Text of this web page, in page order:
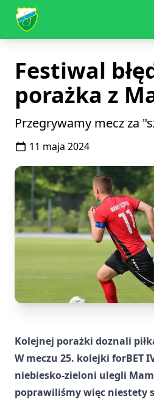
KKS Granica Kętrzyn
Festiwal
porażka z
Przegrywamy mecz za
11 maja 2024
Kolejnej porażki doznali
W meczu 25. kolejki forBET
niebiesko-zieloni ulegli
poprawiliśmy więc niestety